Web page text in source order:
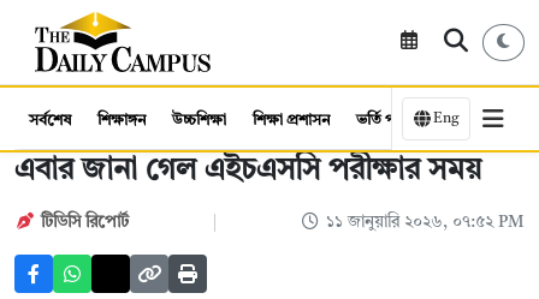
সর্বশেষ শিক্ষাঙ্গন উচ্চশিক্ষা শিক্ষা প্রশাসন ভর্তি পরীক্ষা কর্মসংস্থান
Eng
এবার জানা গেল এইচএসসি পরীক্ষার সময়
টিডিসি রিপোর্ট ১১ জানুয়ারি ২০২৬, ০৭:৫২ PM